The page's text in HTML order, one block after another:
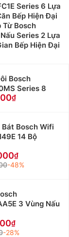
Series 6 Lựa
Bếp Hiện Đại
Từ Bosch
Series 2 Lựa
Bếp Hiện Đại
Bosch
Series 8
Bát Bosch Wifi
14 Bộ
-48%
3 Vùng Nấu
-28%